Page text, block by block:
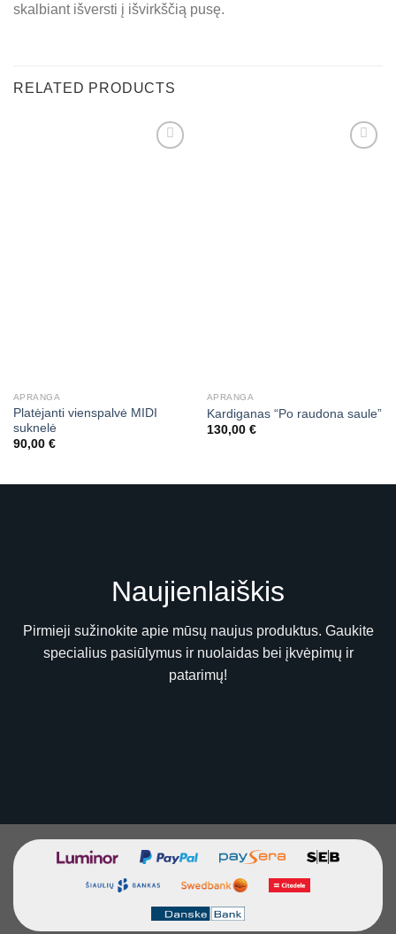
skalbiant išversti į išvirkščią pusę.
RELATED PRODUCTS
APRANGA
Platėjanti vienspalvė MIDI
suknelė
90,00 €
APRANGA
Kardiganas “Po raudona saule”
130,00 €
Naujienlaiškis
Pirmieji sužinokite apie mūsų naujus produktus. Gaukite
specialius pasiūlymus ir nuolaidas bei įkvėpimų ir
patarimų!